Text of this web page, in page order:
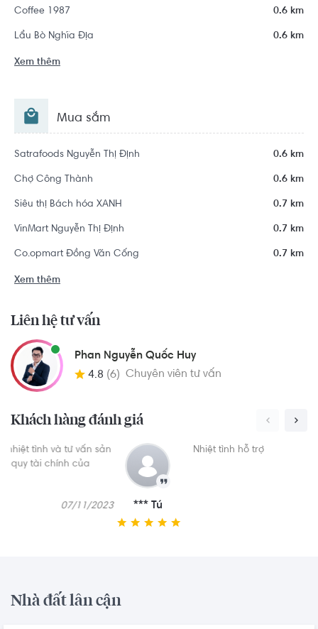
Coffee 1987 0.6 km
Lẩu Bò Nghĩa Địa 0.6 km
Xem thêm
Mua sắm
Satrafoods Nguyễn Thị Định 0.6 km
Chợ Công Thành 0.6 km
Siêu thị Bách hóa XANH 0.7 km
VinMart Nguyễn Thị Định 0.7 km
Co.opmart Đồng Văn Cống 0.7 km
Xem thêm
Liên hệ tư vấn
Phan Nguyễn Quốc Huy
4.8 (6) Chuyên viên tư vấn
Khách hàng đánh giá
*** Tâm
Nhân viên Quốc Huy rất nhiệt tình và tư vấn sản
phẩm trung thực hợp với quy tài chính của
khách hàng
Nhà đất lân cận